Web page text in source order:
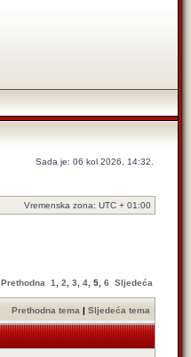
Sada je: 06 kol 2026, 14:32.
Vremenska zona: UTC + 01:00
Prethodna 1 2 3 4 5 6 Sljedeća
Prethodna tema | Sljedeća tema